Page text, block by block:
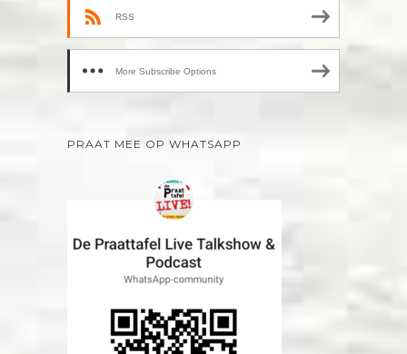
RSS
More Subscribe Options
PRAAT MEE OP WHATSAPP